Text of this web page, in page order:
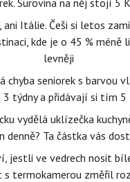
Surovina na něj stojí 5
ani Itálie. Češi si letos
kde je o 45 % méně
levněji
chyba seniorek s barvou
3 týdny a přidávají si tím
vydělá uklízečka
denně? Ta částka vás
jestli ve vedrech nosit
s termokamerou změřil